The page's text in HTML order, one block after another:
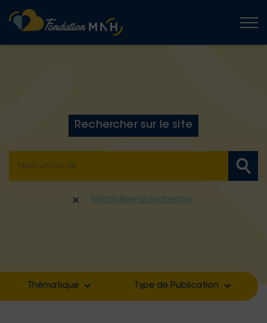
Rechercher sur le site
Réinitialiser la recherche
Thématique Type de Publication